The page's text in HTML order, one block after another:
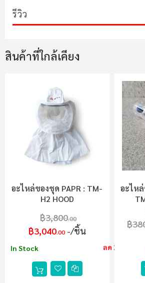
รีวิว
สินค้าที่ใกล้เคียง
อะไหล่ของชุด PAPR : TM-
H2 HOOD
฿3,800.00
฿3,040.00 /ชิ้น
In Stock ลด 20%
อะไหล่
฿